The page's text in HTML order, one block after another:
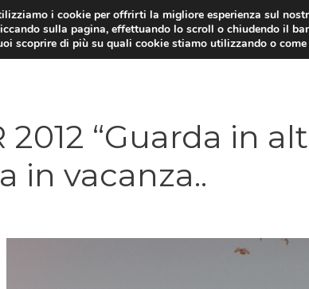
2012 “Guarda in
in vacanza..
i cookie per offrirti la migliore esperienza sul
sulla pagina, effettuando lo scroll o chiudendo il
scoprire di più su quali cookie stiamo utilizzando o